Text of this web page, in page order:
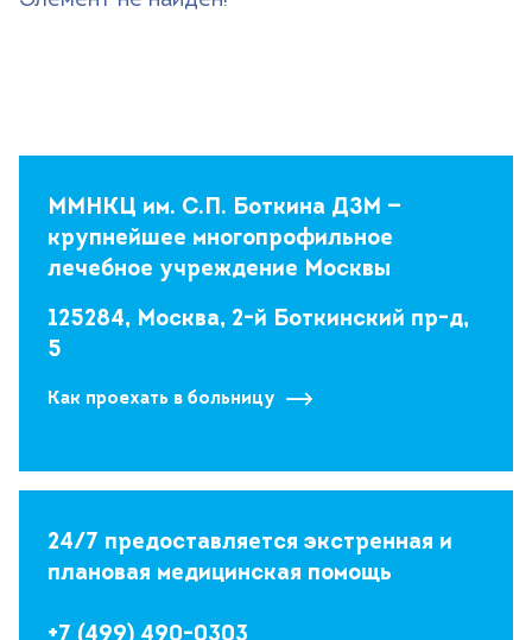
+7 (499) 490-03-03
ММНКЦ им. С.П. Боткина ДЗМ —
крупнейшее многопрофильное
лечебное учреждение Москвы
125284, Москва, 2-й Боткинский пр-д,
5
Как проехать в больницу
24/7 предоставляется экстренная и
плановая медицинская помощь